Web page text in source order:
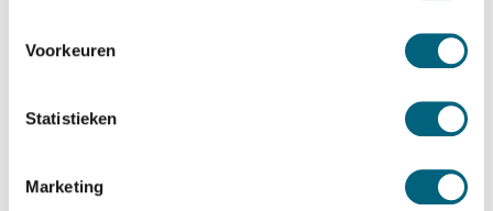
Voorkeuren
Statistieken
Marketing
Meerprijs installeren begane grond of op etage met
Ja (+€169,00)